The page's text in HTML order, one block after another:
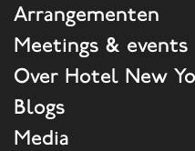
Arrangementen
Meetings & events
Over Hotel New
Blogs
Media